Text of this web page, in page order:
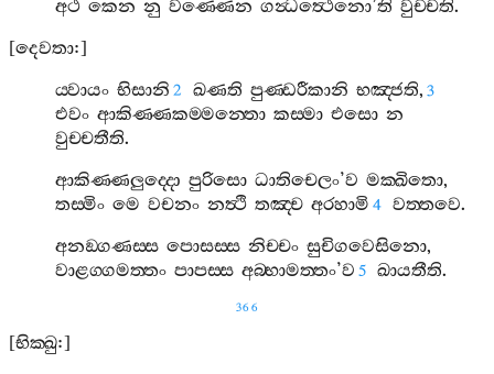
අථ කෙන නු වණ‍්ණෙන ගන්‍ධත්‍ථෙනො’ති වුච‍්චති.
[දෙවතා:]
ය‍්වායං භිසානි 2 ඛණති පුණ‍්ඩරීකානි භඤ‍්ජති, 3
එවං ආකිණ‍්ණකම‍්මන‍්තො කස‍්මා එසො න
වුච‍්චතීති.
ආකිණ‍්ණලුද‍්දො පුරිසො ධාතිචෙලං’ව මක‍්ඛිතො,
තස‍්මිං මෙ වචනං නත්‍ථි තඤ‍්ච අරහාමි 4 වත‍්තවෙ.
අනඞ‍්ගණස‍්ස පොසස‍්ස නිච‍්චං සුචිගවෙසිනො,
වාළග‍්ගමත‍්තං පාපස‍්ස අබ‍්භාමත‍්තං’ව 5 ඛායතීති.
366
[භික‍්ඛු:]